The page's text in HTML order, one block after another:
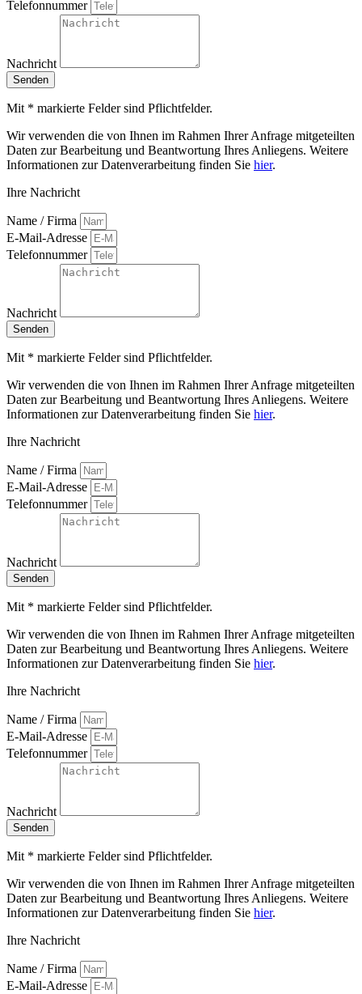
Telefonnummer
Nachricht
Senden
Mit * markierte Felder sind Pflichtfelder.
Wir verwenden die von Ihnen im Rahmen Ihrer Anfrage mitgeteilten
Daten zur Bearbeitung und Beantwortung Ihres Anliegens. Weitere
Informationen zur Datenverarbeitung finden Sie hier.
Ihre Nachricht
Name / Firma
E-Mail-Adresse
Telefonnummer
Nachricht
Senden
Mit * markierte Felder sind Pflichtfelder.
Wir verwenden die von Ihnen im Rahmen Ihrer Anfrage mitgeteilten
Daten zur Bearbeitung und Beantwortung Ihres Anliegens. Weitere
Informationen zur Datenverarbeitung finden Sie hier.
Ihre Nachricht
Name / Firma
E-Mail-Adresse
Telefonnummer
Nachricht
Senden
Mit * markierte Felder sind Pflichtfelder.
Wir verwenden die von Ihnen im Rahmen Ihrer Anfrage mitgeteilten
Daten zur Bearbeitung und Beantwortung Ihres Anliegens. Weitere
Informationen zur Datenverarbeitung finden Sie hier.
Ihre Nachricht
Name / Firma
E-Mail-Adresse
Telefonnummer
Nachricht
Senden
Mit * markierte Felder sind Pflichtfelder.
Wir verwenden die von Ihnen im Rahmen Ihrer Anfrage mitgeteilten
Daten zur Bearbeitung und Beantwortung Ihres Anliegens. Weitere
Informationen zur Datenverarbeitung finden Sie hier.
Ihre Nachricht
Name / Firma
E-Mail-Adresse